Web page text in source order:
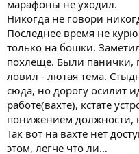
марафоны не уходил.
Никогда не говори
Последнее время не
только на бошки.
похлеще. Были панички,
ловил - лютая тема.
сюда, но дорогу осилит
работе(вахте), кстате
понижением должности,
Так вот на вахте нет
этом, легче что ли…